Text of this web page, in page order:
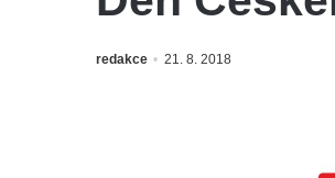
redakce 21. 8. 2018